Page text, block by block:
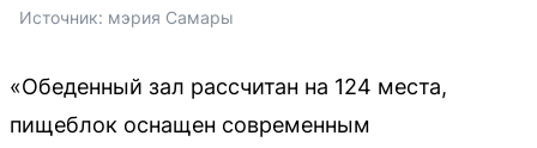
Источник: мэрия Самары
«Обеденный зал рассчитан на 124 места,
пищеблок оснащен современным